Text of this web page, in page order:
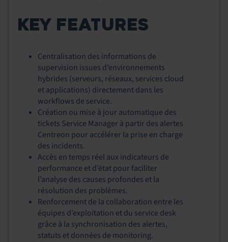
KEY FEATURES
Centralisation des informations de
supervision issues d’environnements
hybrides (serveurs, réseaux, services cloud
et applications) directement dans les
workflows de service.
Création ou mise à jour automatique des
tickets Service Manager à partir des alertes
Centreon pour accélérer la prise en charge
des incidents.
Accès en temps réel aux indicateurs de
performance et d’état pour faciliter
l’analyse des causes profondes et la
résolution des problèmes.
Renforcement de la collaboration entre les
équipes d’exploitation et du service desk
grâce à la synchronisation des alertes,
statuts et données de monitoring.